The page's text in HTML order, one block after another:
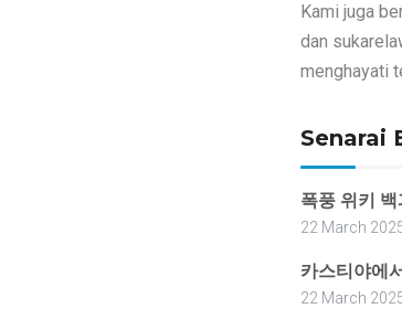
Kami juga
dan
menghayati
Senarai
폭풍 위키
22 March
카스티야에
22 March